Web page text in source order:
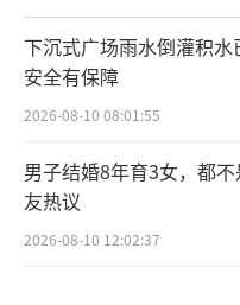
下沉式广场雨水倒灌积
安全有保障
2026-08-10 08:01:55
男子结婚8年育3女，都
友热议
2026-08-10 12:02:37